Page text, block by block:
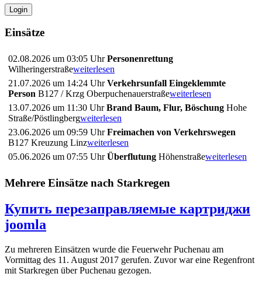
Einsätze
02.08.2026 um 03:05 UhrPersonenrettung
Wilheringerstraßeweiterlesen
21.07.2026 um 14:24 UhrVerkehrsunfall Eingeklemmte
Person B127 / Krzg Oberpuchenauerstraßeweiterlesen
13.07.2026 um 11:30 UhrBrand Baum, Flur, Böschung Hohe
Straße/Pöstlingbergweiterlesen
23.06.2026 um 09:59 UhrFreimachen von Verkehrswegen
B127 Kreuzung Linzweiterlesen
05.06.2026 um 07:55 UhrÜberflutung Höhenstraßeweiterlesen
Mehrere Einsätze nach Starkregen
Купить перезаправляемые картриджи
joomla
Zu mehreren Einsätzen wurde die Feuerwehr Puchenau am
Vormittag des 11. August 2017 gerufen. Zuvor war eine Regenfront
mit Starkregen über Puchenau gezogen.